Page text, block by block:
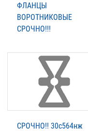
ФЛАНЦЫ
ВОРОТНИКОВЫЕ
СРОЧНО!!!
СРОЧНО!! 30с564нж